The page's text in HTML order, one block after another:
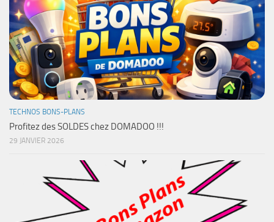
TECHNOS BONS-PLANS
Profitez des SOLDES chez DOMADOO !!!
29 JANVIER 2026